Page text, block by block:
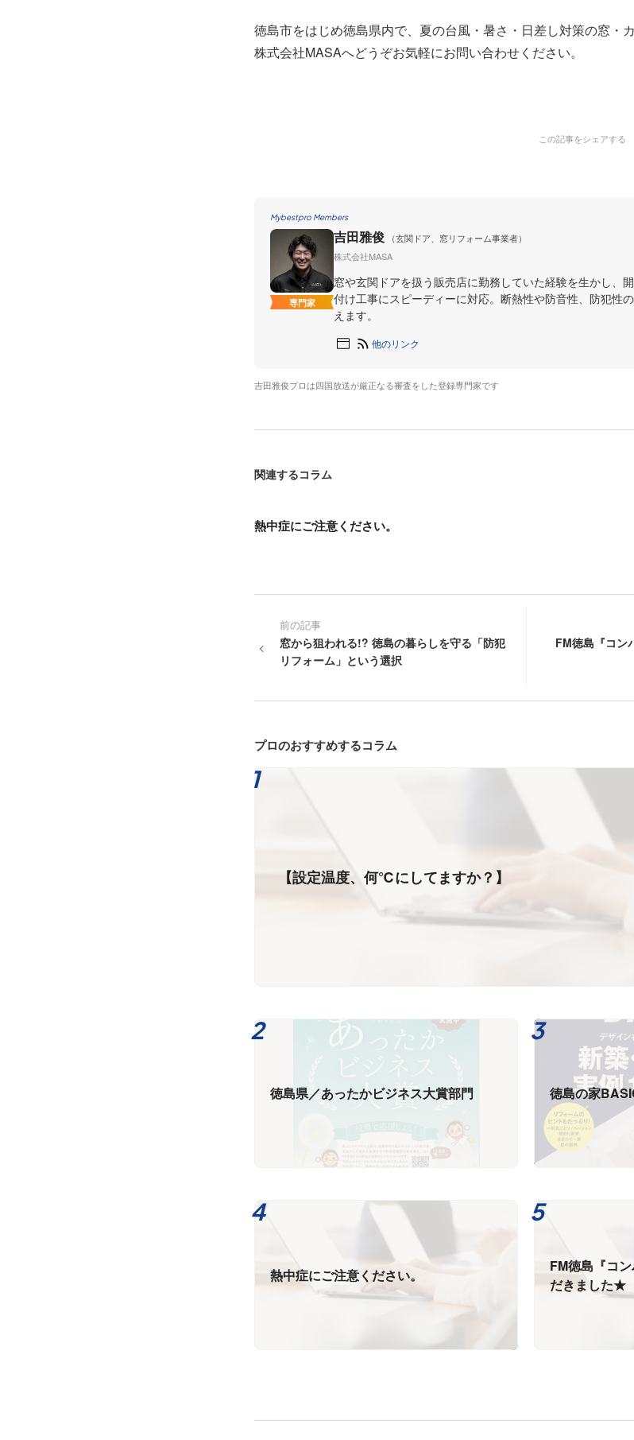
徳島市をはじめ徳島県内で、夏の台風・暑さ・日差し対策の窓・
株式会社MASAへどうぞお気軽にお問い合わせください。
この記事をシェアする
Mybestpro Members
専門家
吉田雅俊
（玄関ドア、窓リフォーム事業者）
株式会社MASA
窓や玄関ドアを扱う販売店に勤務していた経験を生かし、
付け工事にスピーディーに対応。断熱性や防音性、防犯性
えます。
他のリンク
吉田雅俊プロは四国放送が厳正なる審査をした登録専門家です
関連するコラム
熱中症にご注意ください。
前の記事
窓から狙われる!? 徳島の暮らしを守る「防犯
リフォーム」という選択
FM徳島『コン
プロのおすすめするコラム
【設定温度、何℃にしてますか？】
徳島県／あったかビジネス大賞部門 徳島の家
熱中症にご注意ください。
FM徳島『コ
だきました★